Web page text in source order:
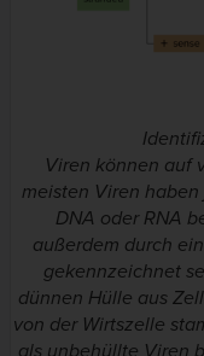
Viren können auf
meisten Viren
DNA oder RNA
außerdem durch
gekennzeichnet
dünnen Hülle aus
von der Wirtszelle